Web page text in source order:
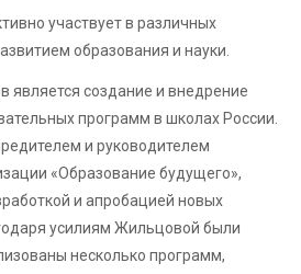
участвует в различных
образования и науки.
является создание и внедрение
программ в школах России.
и руководителем
«Образование будущего»,
и апробацией новых
усилиям Жильцовой были
несколько программ,